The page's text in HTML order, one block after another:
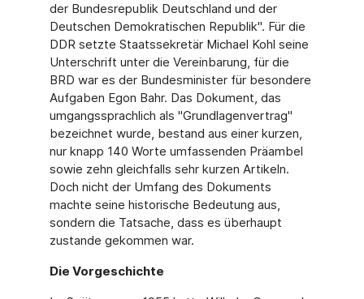
der Bundesrepublik Deutschland und der
Deutschen Demokratischen Republik". Für die
DDR setzte Staatssekretär Michael Kohl seine
Unterschrift unter die Vereinbarung, für die
BRD war es der Bundesminister für besondere
Aufgaben Egon Bahr. Das Dokument, das
umgangssprachlich als "Grundlagenvertrag"
bezeichnet wurde, bestand aus einer kurzen,
nur knapp 140 Worte umfassenden Präambel
sowie zehn gleichfalls sehr kurzen Artikeln.
Doch nicht der Umfang des Dokuments
machte seine historische Bedeutung aus,
sondern die Tatsache, dass es überhaupt
zustande gekommen war.
Die Vorgeschichte